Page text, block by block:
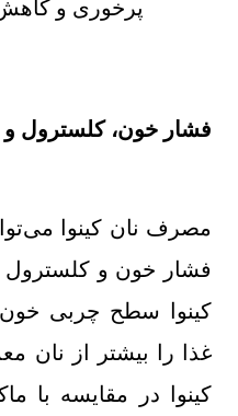
پرخوری و
فشار خون، کلسترول و
مصرف نان کینوا
فشار خون و کلسترول
کینوا سطح چربی
غذا را بیشتر از نان
کینوا در مقایسه با